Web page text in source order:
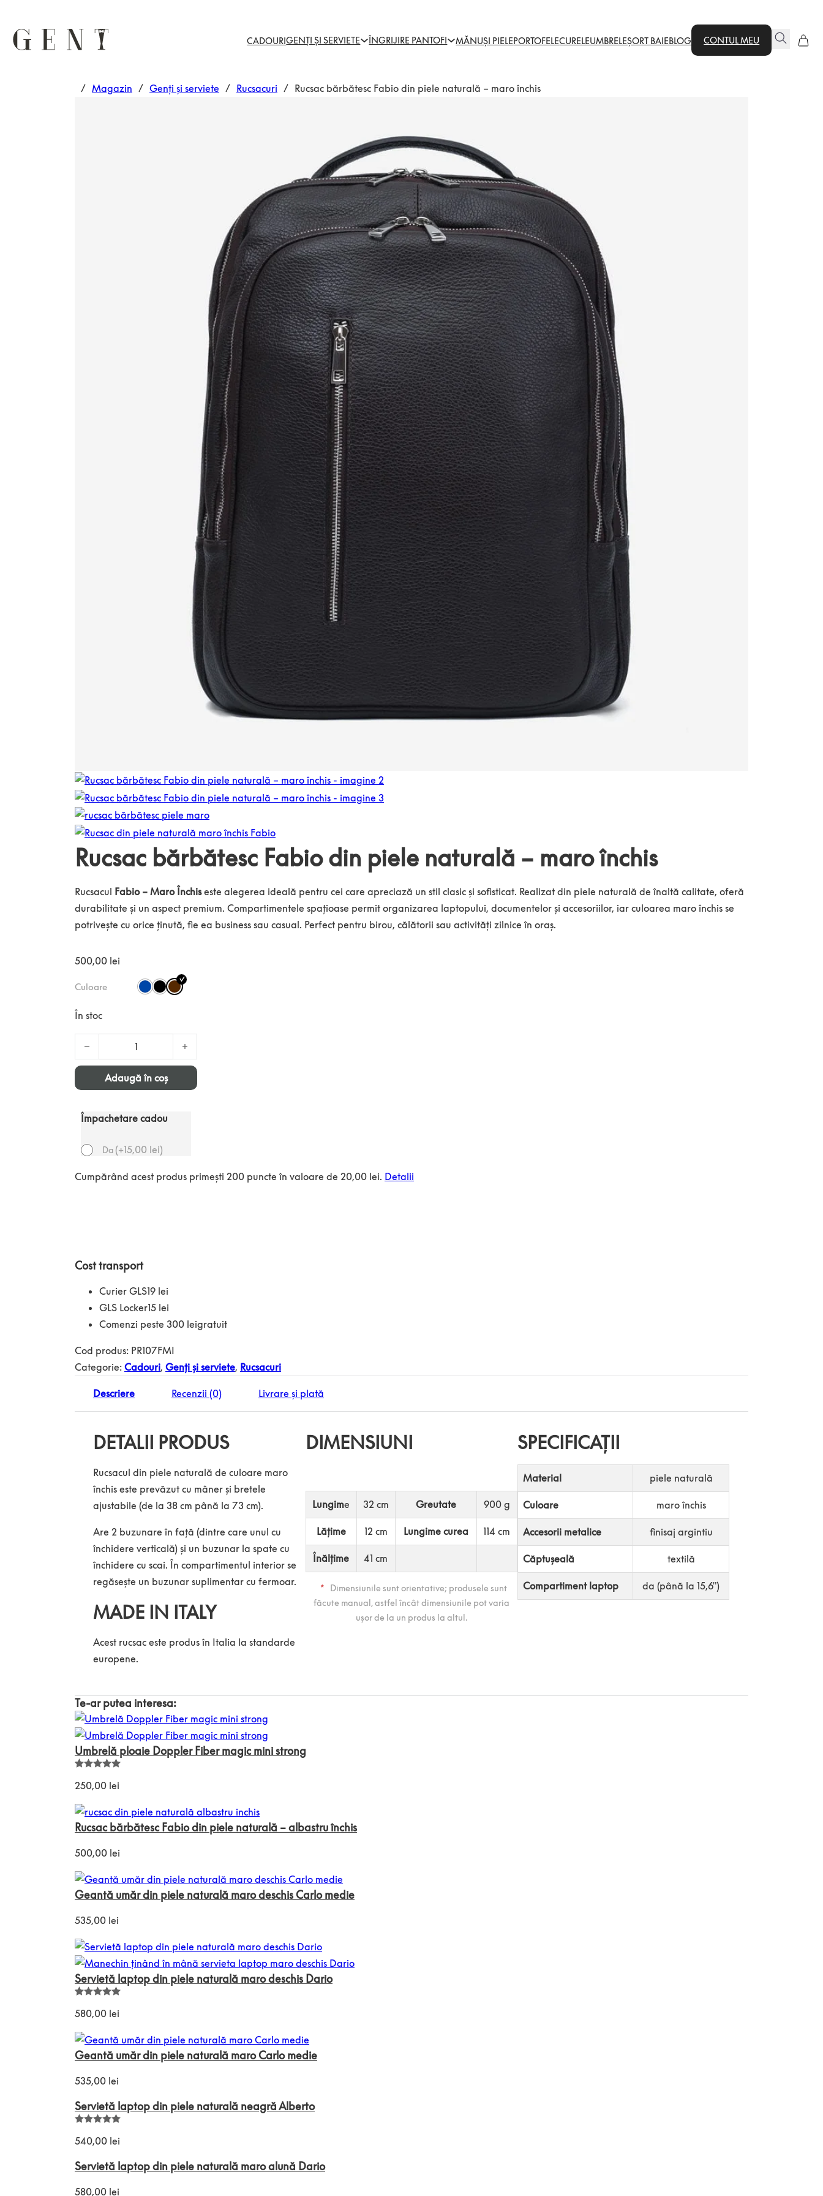
CADOURIGENȚI ȘI SERVIETE ÎNGRIJIRE PANTOFI MĂNUȘI PIELEPORTOFELECURELEUMBRELEȘORT BAIEBLOG CONTUL MEU
/ Magazin / Genți și serviete / Rucsacuri / Rucsac bărbătesc Fabio din piele naturală – maro închis
Rucsac bărbătesc Fabio din piele naturală – maro închis
Rucsacul Fabio – Maro Închiseste alegerea ideală pentru cei care apreciază un stil clasic și sofisticat. Realizat din piele naturală de înaltă calitate, oferă
durabilitate și un aspect premium. Compartimentele spațioase permit organizarea laptopului, documentelor și accesoriilor, iar culoarea maro închis se
potrivește cu orice ținută, fie ea business sau casual. Perfect pentru birou, călătorii sau activități zilnice în oraș.
500,00 lei
Culoare
În stoc
Cantitate Rucsac bărbătesc Fabio din piele naturală – maro închis
Adaugă în coș
Împachetare cadou
Da (+15,00 lei)
Cumpărând acest produs primești 200 puncte în valoare de 20,00 lei. Detalii
Cost transport
Curier GLS19 lei
GLS Locker15 lei
Comenzi peste 300 leigratuit
Cod produs: PR107FMI
Categorie: Cadouri, Genți și serviete, Rucsacuri
Descriere Recenzii (0) Livrare și plată
DETALII PRODUS
Rucsacul din piele naturală de culoare maro
închis este prevăzut cu mâner și bretele
ajustabile (de la 38 cm până la 73 cm).
Are 2 buzunare în față (dintre care unul cu
închidere verticală) și un buzunar la spate cu
închidere cu scai. În compartimentul interior se
regăsește un buzunar suplimentar cu fermoar.
MADE IN ITALY
Acest rucsac este produs în Italia la standarde
europene.
DIMENSIUNI
Lungime 32 cm Greutate 900 g
Lățime 12 cm Lungime curea 114 cm
Înălțime 41 cm
*
Dimensiunile sunt orientative; produsele sunt
făcute manual, astfel încât dimensiunile pot varia
ușor de la un produs la altul.
SPECIFICAȚII
Material piele naturală
Culoare maro închis
Accesorii metalice finisaj argintiu
Căptușeală textilă
Compartiment laptop da (până la 15,6″)
Te-ar putea interesa:
Umbrelă ploaie Doppler Fiber magic mini strong
5.00 din 5
pe baza a
la clienți
250,00 lei
Rucsac bărbătesc Fabio din piele naturală – albastru închis
500,00 lei
Geantă umăr din piele naturală maro deschis Carlo medie
535,00 lei
Servietă laptop din piele naturală maro deschis Dario
5.00 din 5
pe baza a
la clienți
580,00 lei
Geantă umăr din piele naturală maro Carlo medie
535,00 lei
Servietă laptop din piele naturală neagră Alberto
5.00 din 5
pe baza
singure
evaluări
540,00 lei
Servietă laptop din piele naturală maro alună Dario
580,00 lei